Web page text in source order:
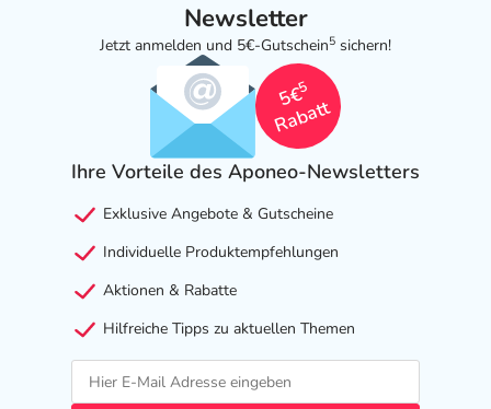
Newsletter
Jetzt anmelden und 5€-Gutschein5 sichern!
5€
5
Rabatt
Ihre Vorteile des Aponeo-Newsletters
Exklusive Angebote & Gutscheine
Individuelle Produktempfehlungen
Aktionen & Rabatte
Hilfreiche Tipps zu aktuellen Themen